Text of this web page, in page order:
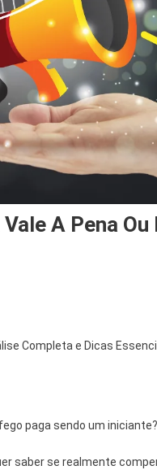
A Pena Ou
Completa e Dicas
paga sendo um
saber se realmente